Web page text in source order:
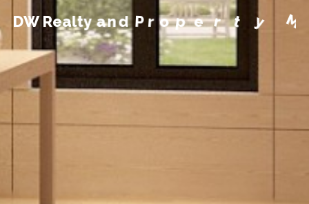
DW RealtyandProperty M a n g